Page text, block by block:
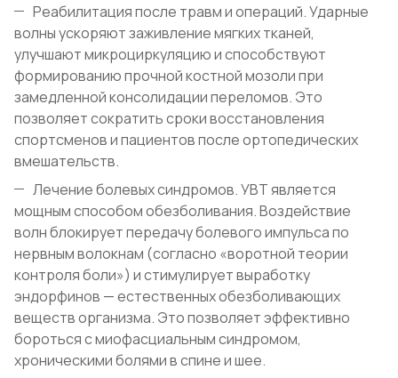
Реабилитация после травм и операций. Ударные
волны ускоряют заживление мягких тканей,
улучшают микроциркуляцию и способствуют
формированию прочной костной мозоли при
замедленной консолидации переломов. Это
позволяет сократить сроки восстановления
спортсменов и пациентов после ортопедических
вмешательств.
Лечение болевых синдромов. УВТ является
мощным способом обезболивания. Воздействие
волн блокирует передачу болевого импульса по
нервным волокнам (согласно «воротной теории
контроля боли») и стимулирует выработку
эндорфинов — естественных обезболивающих
веществ организма. Это позволяет эффективно
бороться с миофасциальным синдромом,
хроническими болями в спине и шее.